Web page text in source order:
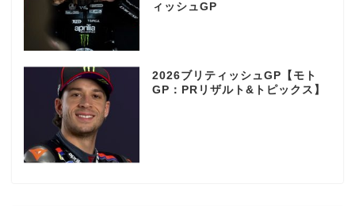
ィッシュGP
2026ブリティッシュGP【モト
GP：PRリザルト&トピックス】